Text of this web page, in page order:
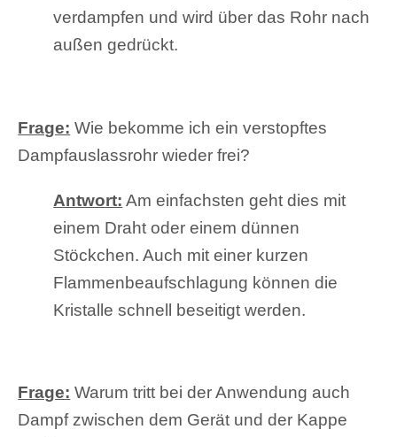
verdampfen und wird über das Rohr nach
außen gedrückt.
Frage: Wie bekomme ich ein verstopftes
Dampfauslassrohr wieder frei?
Antwort: Am einfachsten geht dies mit
einem Draht oder einem dünnen
Stöckchen. Auch mit einer kurzen
Flammenbeaufschlagung können die
Kristalle schnell beseitigt werden.
Frage: Warum tritt bei der Anwendung auch
Dampf zwischen dem Gerät und der Kappe